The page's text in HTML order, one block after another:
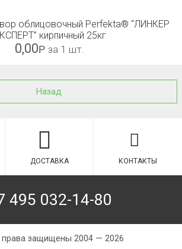
облицовочный Perfekta® “ЛИНКЕР
кирпичный 25кг
0,00Р за 1 шт.
Назад
ДОСТАВКА КОНТАКТЫ
495 032-14-80
защищены 2004 — 2026